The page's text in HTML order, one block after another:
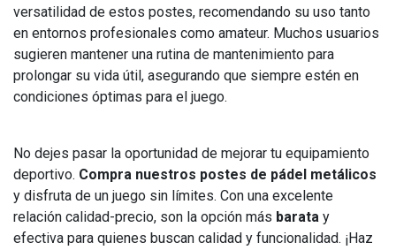
versatilidad de estos postes, recomendando su uso tanto
en entornos profesionales como amateur. Muchos usuarios
sugieren mantener una rutina de mantenimiento para
prolongar su vida útil, asegurando que siempre estén en
condiciones óptimas para el juego.
No dejes pasar la oportunidad de mejorar tu equipamiento
deportivo. Compra nuestros postes de pádel metálicos
y disfruta de un juego sin límites. Con una excelente
relación calidad-precio, son la opción más barata y
efectiva para quienes buscan calidad y funcionalidad. ¡Haz